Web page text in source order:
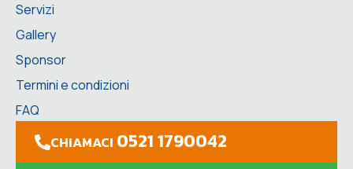
Servizi
Gallery
Sponsor
Termini e condizioni
FAQ
CHIAMACI 0521 1790042